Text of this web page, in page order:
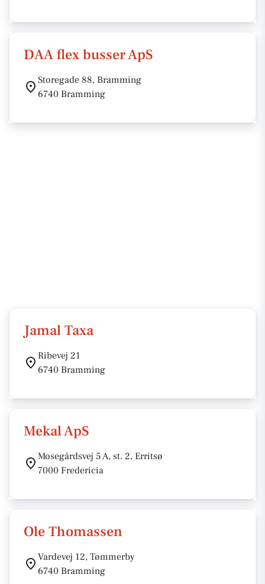
DAA flex busser ApS
Storegade 88, Bramming
6740 Bramming
Jamal Taxa
Ribevej 21
6740 Bramming
Mekal ApS
Mosegårdsvej 5 A, st. 2, Erritsø
7000 Fredericia
Ole Thomassen
Vardevej 12, Tømmerby
6740 Bramming